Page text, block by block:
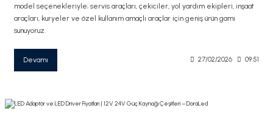
model seçenekleriyle; servis araçları, çekiciler, yol yardım ekipleri, inşaat
araçları, kuryeler ve özel kullanım amaçlı araçlar için geniş ürün gamı
sunuyoruz.
Devamı 27/02/2026 09:51